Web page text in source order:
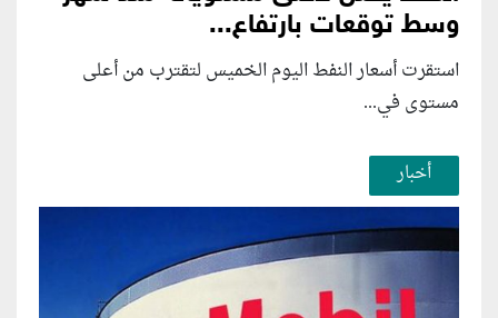
وسط توقعات بارتفاع...
استقرت أسعار النفط اليوم الخميس لتقترب من أعلى
مستوى في...
أخبار